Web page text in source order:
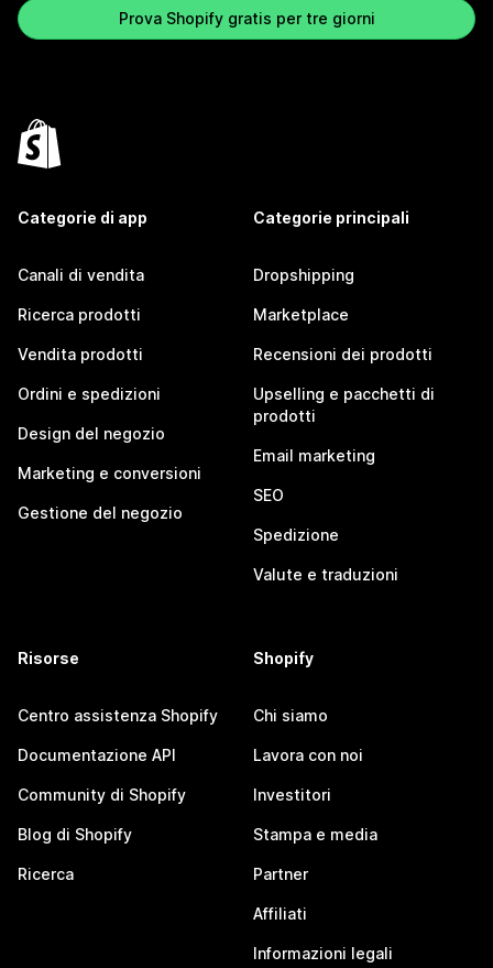
Prova Shopify gratis per tre giorni
Categorie di app
Canali di vendita
Ricerca prodotti
Vendita prodotti
Ordini e spedizioni
Design del negozio
Marketing e conversioni
Gestione del negozio
Categorie principali
Dropshipping
Marketplace
Recensioni dei prodotti
Upselling e pacchetti di
prodotti
Email marketing
SEO
Spedizione
Valute e traduzioni
Risorse
Centro assistenza Shopify
Documentazione API
Community di Shopify
Blog di Shopify
Ricerca
Shopify
Chi siamo
Lavora con noi
Investitori
Stampa e media
Partner
Affiliati
Informazioni legali